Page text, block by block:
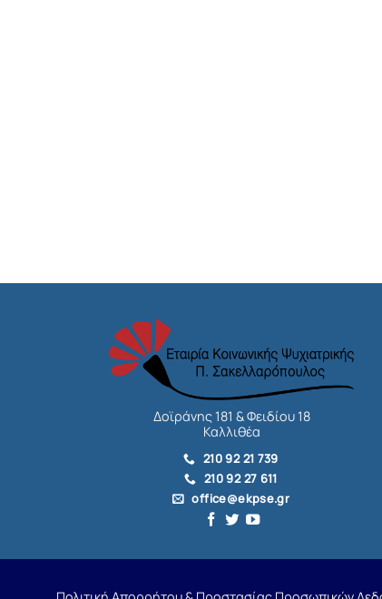
Δοϊράνης 181 & Φειδίου 18
Καλλιθέα
210 92 21 739
210 92 27 611
office@ekpse.gr